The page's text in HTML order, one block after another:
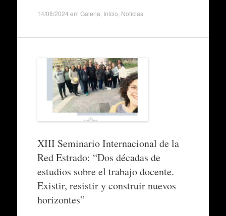
14/08/2024 em Galeria Início Notícias.
XIII Seminario Internacional de la
Red Estrado: “Dos décadas de
estudios sobre el trabajo docente.
Existir, resistir y construir nuevos
horizontes”